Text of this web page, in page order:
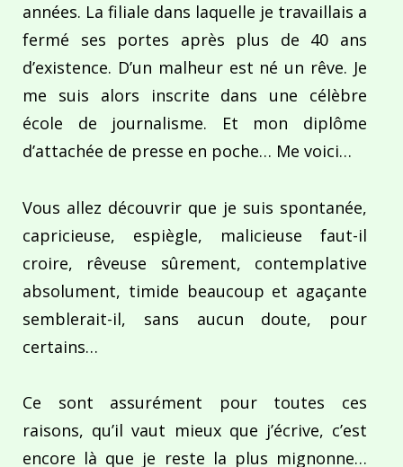
années. La filiale dans laquelle je travaillais a
fermé ses portes après plus de 40 ans
d’existence. D’un malheur est né un rêve. Je
me suis alors inscrite dans une célèbre
école de journalisme. Et mon diplôme
d’attachée de presse en poche… Me voici…
Vous allez découvrir que je suis spontanée,
capricieuse, espiègle, malicieuse faut-il
croire, rêveuse sûrement, contemplative
absolument, timide beaucoup et agaçante
semblerait-il, sans aucun doute, pour
certains…
Ce sont assurément pour toutes ces
raisons, qu’il vaut mieux que j’écrive, c’est
encore là que je reste la plus mignonne…